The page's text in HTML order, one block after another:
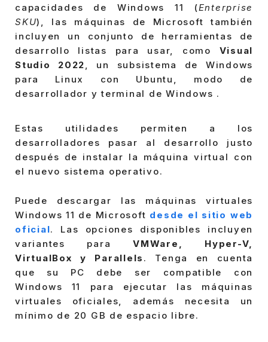
capacidades de Windows 11 (Enterprise
SKU), las máquinas de Microsoft también
incluyen un conjunto de herramientas de
desarrollo listas para usar, como Visual
Studio 2022, un subsistema de Windows
para Linux con Ubuntu, modo de
desarrollador y terminal de Windows .
Estas utilidades permiten a los
desarrolladores pasar al desarrollo justo
después de instalar la máquina virtual con
el nuevo sistema operativo.
Puede descargar las máquinas virtuales
Windows 11 de Microsoft desde el sitio web
oficial. Las opciones disponibles incluyen
variantes para
VMWare, Hyper-V,
VirtualBox y Parallels . Tenga en cuenta
que su PC debe ser compatible con
Windows 11 para ejecutar las máquinas
virtuales oficiales, además necesita un
mínimo de 20 GB de espacio libre.